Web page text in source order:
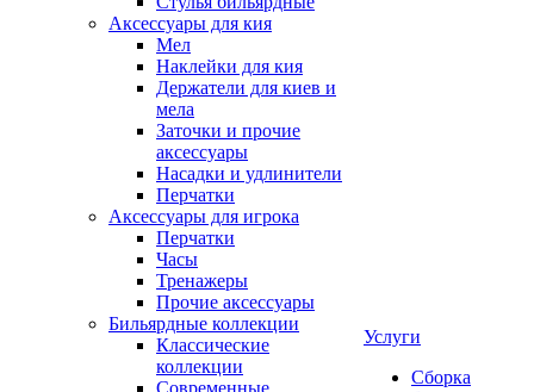
Аксессуары для кия
Мел
Наклейки для кия
Держатели для киев и
мела
Заточки и прочие
аксессуары
Насадки и удлинители
Перчатки
Аксессуары для игрока
Перчатки
Часы
Тренажеры
Прочие аксессуары
Бильярдные коллекции
Классические
коллекции
Современные
Услуги
Сборка